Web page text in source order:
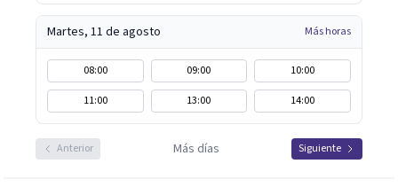
Martes, 11 de agosto Más horas
08:00 09:00
10:00
11:00
13:00 14:00
Anterior Más días Siguiente